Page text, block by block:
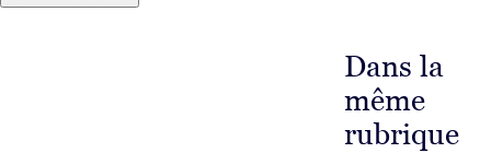
Dans la
même
rubrique